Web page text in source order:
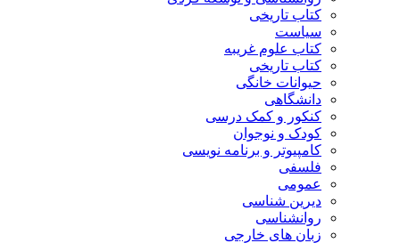
کتاب تاریخی
سیاست
کتاب علوم غریبه
کتاب تاریخی
حیوانات خانگی
دانشگاهی
کنکور و کمک‌ درسی
کودک و نوجوان
کامپیوتر و برنامه نویسی
فلسفی
عمومی
دیرین شناسی
روانشناسی
زبان های خارجی